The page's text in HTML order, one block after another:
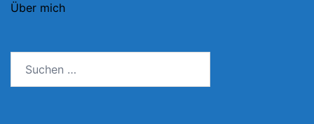
Über mich